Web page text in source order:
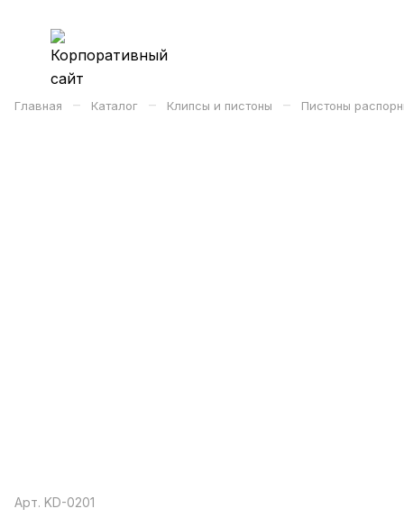
Главная – Каталог – Клипсы и пистоны – Пистоны
Арт. KD-0201